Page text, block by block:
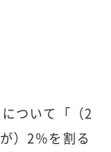
ついて「（2
）2％を割る